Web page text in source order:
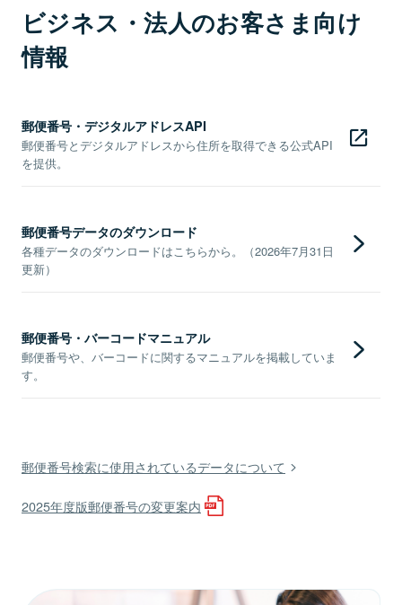
ビジネス・法人のお客さま向け
情報
郵便番号・デジタルアドレスAPI
郵便番号とデジタルアドレスから住所を取得できる公式API
を提供。
郵便番号データのダウンロード
各種データのダウンロードはこちらから。（2026年7月31日
更新）
郵便番号・バーコードマニュアル
郵便番号や、バーコードに関するマニュアルを掲載していま
す。
郵便番号検索に使用されているデータについて
2025年度版郵便番号の変更案内